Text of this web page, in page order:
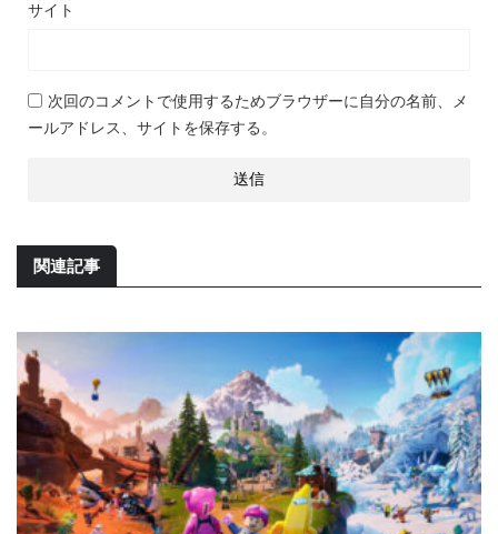
サイト
次回のコメントで使用するためブラウザーに自分の名前、メ
ールアドレス、サイトを保存する。
関連記事